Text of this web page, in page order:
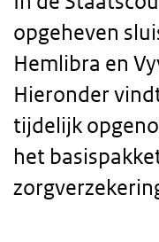
opgeheven
Hemlibra en
Hieronder
tijdelijk
het